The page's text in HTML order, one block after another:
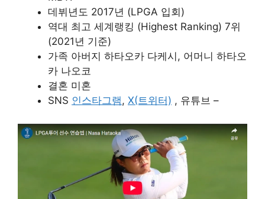
데뷔년도 2017년 (LPGA 입회)
역대 최고 세계랭킹 (Highest Ranking) 7위
(2021년 기준)
가족 아버지 하타오카 다케시, 어머니 하타오
카 나오코
결혼 미혼
SNS 인스타그램, X(트위터) , 유튜브 –